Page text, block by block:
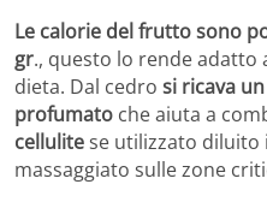
Le calorie del frutto sono
gr., questo lo rende adatto
dieta. Dal cedro si ricava
profumato che aiuta a
cellulitese utilizzato
massaggiato sulle zone